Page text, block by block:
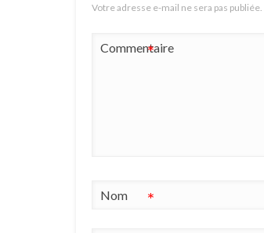
Votre adresse e-mail ne sera pas publiée.
Commentaire
*
Nom *